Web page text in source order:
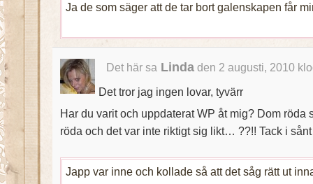
Ja de som säger att de tar bort galenskapen får
Det här sa Lindaden 2 augusti, 2010
Det tror jag ingen lovar, tyvärr
Har du varit och uppdaterat WP åt mig? Dom röda
röda och det var inte riktigt sig likt… ??!! Tack i
Japp var inne och kollade så att det såg rätt ut